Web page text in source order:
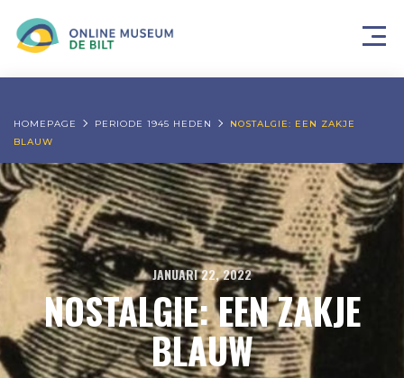
HOMEPAGE PERIODE 1945 HEDEN
NOSTALGIE: EEN ZAKJE
BLAUW
JANUARI 22, 2022
NOSTALGIE: EEN ZAKJE
BLAUW